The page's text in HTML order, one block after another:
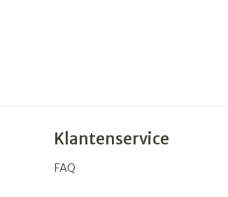
Klantenservice
FAQ